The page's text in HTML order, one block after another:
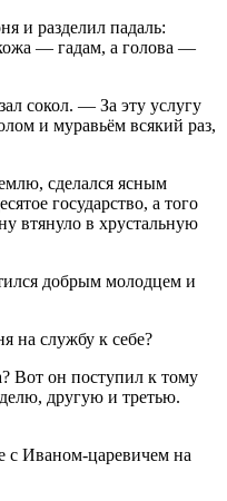
и разделил падаль:
— гадам, а голова —
сокол. — За эту услугу
и муравьём всякий раз,
сделался ясным
государство, а того
втянуло в хрустальную
добрым молодцем и
на службу к себе?
Вот он поступил к тому
другую и третью.
с Иваном-царевичем на